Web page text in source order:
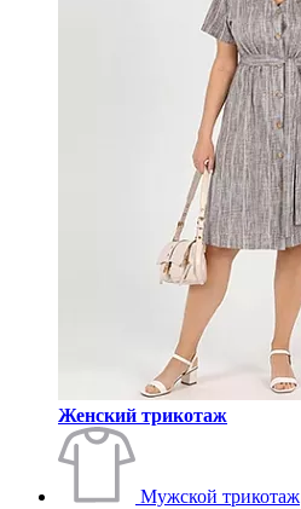
Женский трикотаж
Мужской трикотаж